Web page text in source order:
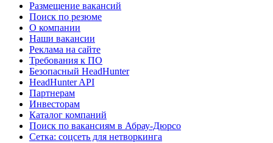
Размещение вакансий
Поиск по резюме
О компании
Наши вакансии
Реклама на сайте
Требования к ПО
Безопасный HeadHunter
HeadHunter API
Партнерам
Инвесторам
Каталог компаний
Поиск по вакансиям в Абрау-Дюрсо
Сетка: соцсеть для нетворкинга